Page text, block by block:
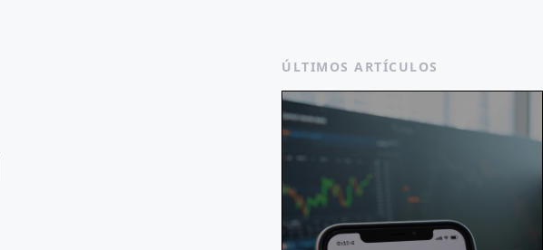
ÚLTIMOS ARTÍCULOS